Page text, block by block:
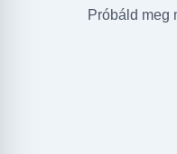
Próbáld meg